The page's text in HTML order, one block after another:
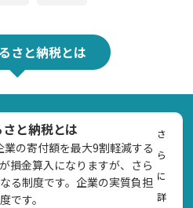
さと納税とは
と納税とは
の寄付額を最大9割軽減する
損金算入になりますが、さら
る制度です。企業の実質負担
です。
さ
ら
に
詳